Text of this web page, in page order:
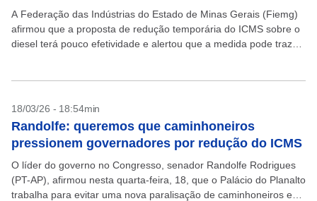
A Federação das Indústrias do Estado de Minas Gerais (Fiemg)
afirmou que a proposta de redução temporária do ICMS sobre o
diesel terá pouco efetividade e alertou que a medida pode trazer
18/03/26 - 18:54min
Randolfe: queremos que caminhoneiros
pressionem governadores por redução do ICMS
O líder do governo no Congresso, senador Randolfe Rodrigues
(PT-AP), afirmou nesta quarta-feira, 18, que o Palácio do Planalto
trabalha para evitar uma nova paralisação de caminhoneiros e